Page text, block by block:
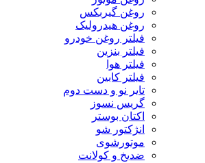
روغن گیربکس
روغن هیدرولیک
فیلتر روغن خودرو
فیلتر بنزین
فیلتر هوا
فیلتر کابین
تایر نو و دست دوم
گریس نسوز
اکتان بوستر
انژکتور شو
موتورشوی
ضدیخ و کولانت